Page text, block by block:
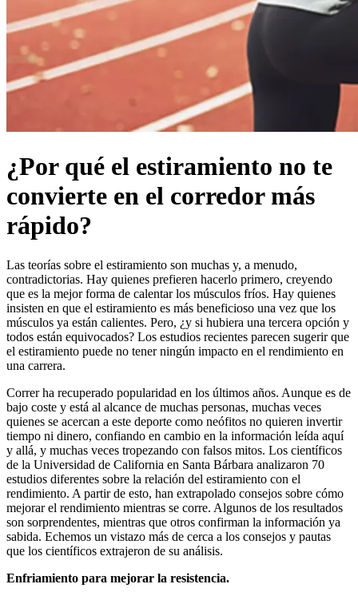
¿Por qué el estiramiento no te
convierte en el corredor más
rápido?
Las teorías sobre el estiramiento son muchas y, a menudo,
contradictorias. Hay quienes prefieren hacerlo primero, creyendo
que es la mejor forma de calentar los músculos fríos. Hay quienes
insisten en que el estiramiento es más beneficioso una vez que los
músculos ya están calientes. Pero, ¿y si hubiera una tercera opción y
todos están equivocados? Los estudios recientes parecen sugerir que
el estiramiento puede no tener ningún impacto en el rendimiento en
una carrera.
Correr ha recuperado popularidad en los últimos años. Aunque es de
bajo coste y está al alcance de muchas personas, muchas veces
quienes se acercan a este deporte como neófitos no quieren invertir
tiempo ni dinero, confiando en cambio en la información leída aquí
y allá, y muchas veces tropezando con falsos mitos. Los científicos
de la Universidad de California en Santa Bárbara analizaron 70
estudios diferentes sobre la relación del estiramiento con el
rendimiento. A partir de esto, han extrapolado consejos sobre cómo
mejorar el rendimiento mientras se corre. Algunos de los resultados
son sorprendentes, mientras que otros confirman la información ya
sabida. Echemos un vistazo más de cerca a los consejos y pautas
que los científicos extrajeron de su análisis.
Enfriamiento para mejorar la resistencia.